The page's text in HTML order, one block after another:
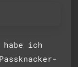
habe ich